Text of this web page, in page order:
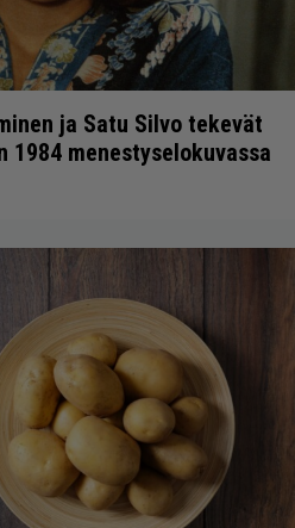
ja Satu Silvo tekevät
1984 menestyselokuvassa